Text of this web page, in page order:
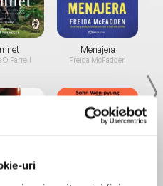
uri
O'Farrell
Menajera
Freida McFadden